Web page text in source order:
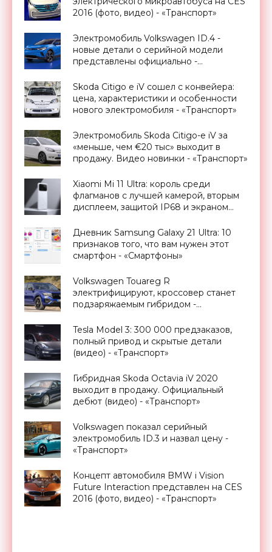
2016 (фото, видео) - «Транспорт»
Электромобиль Volkswagen ID.4 -
новые детали о серийной модели
представлены официально -
Skoda Citigo e iV сошел с конвейера:
цена, характеристики и особенности
нового электромобиля - «Транспорт»
Электромобиль Skoda Citigo-e iV за
«меньше, чем €20 тыс» выходит в
продажу. Видео новинки - «Транспорт»
Xiaomi Mi 11 Ultra: король среди
флагманов с лучшей камерой, вторым
дисплеем, защитой IP68 и экраном
Дневник Samsung Galaxy 21 Ultra: 10
признаков того, что вам нужен этот
смартфон - «Смартфоны»
Volkswagen Touareg R
электрифицируют, кроссовер станет
подзаряжаемым гибридом -
Tesla Model 3: 300 000 предзаказов,
полный привод и скрытые детали
(видео) - «Транспорт»
Гибридная Skoda Octavia iV 2020
выходит в продажу. Официальный
дебют (видео) - «Транспорт»
Volkswagen показал серийный
электромобиль ID.3 и назвал цену -
«Транспорт»
Концепт автомобиля BMW i Vision
Future Interaction представлен на CES
2016 (фото, видео) - «Транспорт»